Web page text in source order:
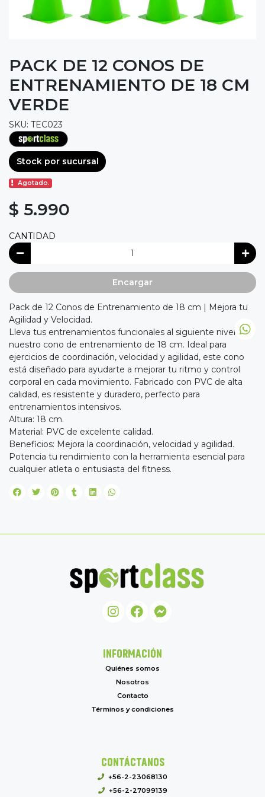
PACK DE 12 CONOS DE
ENTRENAMIENTO DE 18 CM
VERDE
SKU: TEC023
Stock por sucursal
Agotado.
$ 5.990
CANTIDAD
Encargar
Pack de 12 Conos de Entrenamiento de 18 cm | Mejora tu
Agilidad y Velocidad.
Lleva tus entrenamientos funcionales al siguiente nivel con
nuestro cono de entrenamiento de 18 cm. Ideal para
ejercicios de coordinación, velocidad y agilidad, este cono
está diseñado para ayudarte a mejorar tu ritmo y control
corporal en cada movimiento. Fabricado con PVC de alta
calidad, es resistente y duradero, perfecto para
entrenamientos intensivos.
Altura: 18 cm.
Material: PVC de excelente calidad.
Beneficios: Mejora la coordinación, velocidad y agilidad.
Potencia tu rendimiento con la herramienta esencial para
cualquier atleta o entusiasta del fitness.
INFORMACIÓN
Quiénes somos
Nosotros
Contacto
Términos y condiciones
CONTÁCTANOS
+56-2-23068130
+56-2-27099139